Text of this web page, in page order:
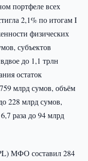
портфеле всех
2,1% по итогам I
физических
субъектов
до 1,1 трлн
остаток
млрд сумов, объём
228 млрд сумов,
раза до 94 млрд
МФО составил 284